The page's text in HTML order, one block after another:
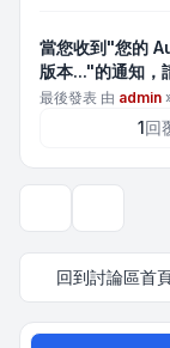
當您收到"您的
版本..."的通知，
最後發表 由 admin
1回
回到討論區首